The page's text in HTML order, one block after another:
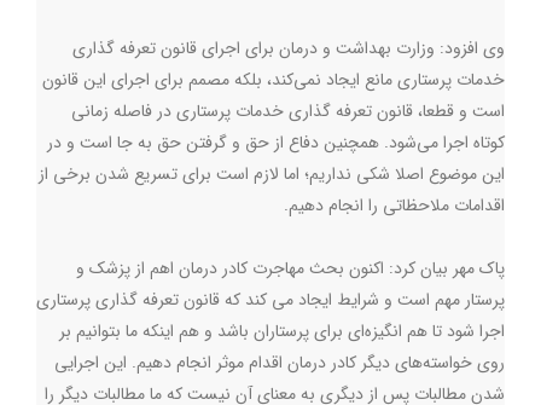
وی افزود: وزارت بهداشت و درمان برای اجرای قانون تعرفه گذاری
خدمات پرستاری مانع ایجاد نمی‌کند، بلکه مصمم برای اجرای این قانون
است و قطعا، قانون تعرفه گذاری خدمات پرستاری در فاصله زمانی
کوتاه اجرا می‌شود. همچنین دفاع از حق و گرفتن حق به جا است و در
این موضوع اصلا شکی نداریم؛ اما لازم است برای تسریع شدن برخی از
اقدامات ملاحظاتی را انجام دهیم.
پاک مهر بیان کرد: اکنون بحث مهاجرت کادر درمان اهم از پزشک و
پرستار مهم است و شرایط ایجاد می کند که قانون تعرفه گذاری پرستاری
اجرا شود تا هم انگیزه‌ای برای پرستاران باشد و هم اینکه ما بتوانیم بر
روی خواسته‌های دیگر کادر درمان اقدام موثر انجام دهیم. این اجرایی
شدن مطالبات پس از دیگری به معنای آن نیست که ما مطالبات دیگر را